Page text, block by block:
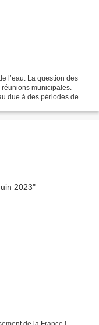
l’eau. La question des
municipales.
due à des périodes de